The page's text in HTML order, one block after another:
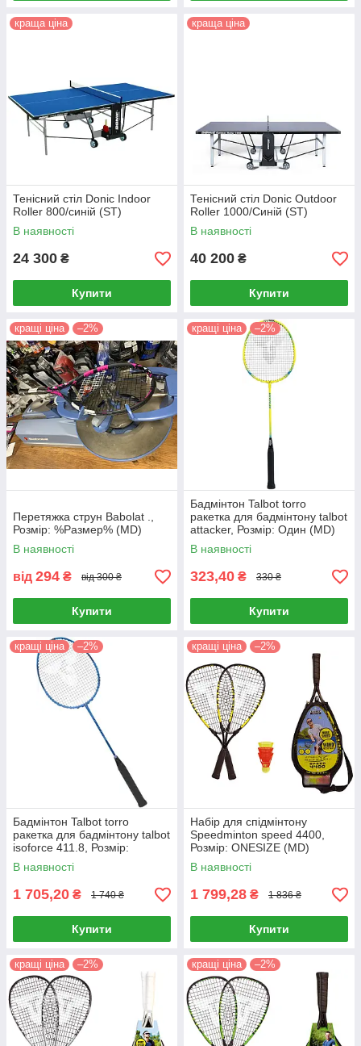
краща ціна
Тенісний стіл Donic Indoor
Roller 800/синій (ST)
В наявності
24 300 ₴
Купити
краща ціна
Тенісний стіл Donic Outdoor
Roller 1000/Синій (ST)
В наявності
40 200 ₴
Купити
кращі ціна –2%
Перетяжка струн Babolat .,
Розмір: %Размер% (MD)
В наявності
від 294 ₴ від 300 ₴
Купити
кращі ціна –2%
Бадмінтон Talbot torro
ракетка для бадмінтону talbot
attacker, Розмір: Один (MD)
В наявності
323,40 ₴ 330 ₴
Купити
кращі ціна –2%
Бадмінтон Talbot torro
ракетка для бадмінтону talbot
isoforce 411.8, Розмір:
%Размер% (MD)
В наявності
1 705,20 ₴ 1 740 ₴
Купити
кращі ціна –2%
Набір для спідмінтону
Speedminton speed 4400,
Розмір: ONESIZE (MD)
В наявності
1 799,28 ₴ 1 836 ₴
Купити
кращі ціна –2% кращі ціна –2%